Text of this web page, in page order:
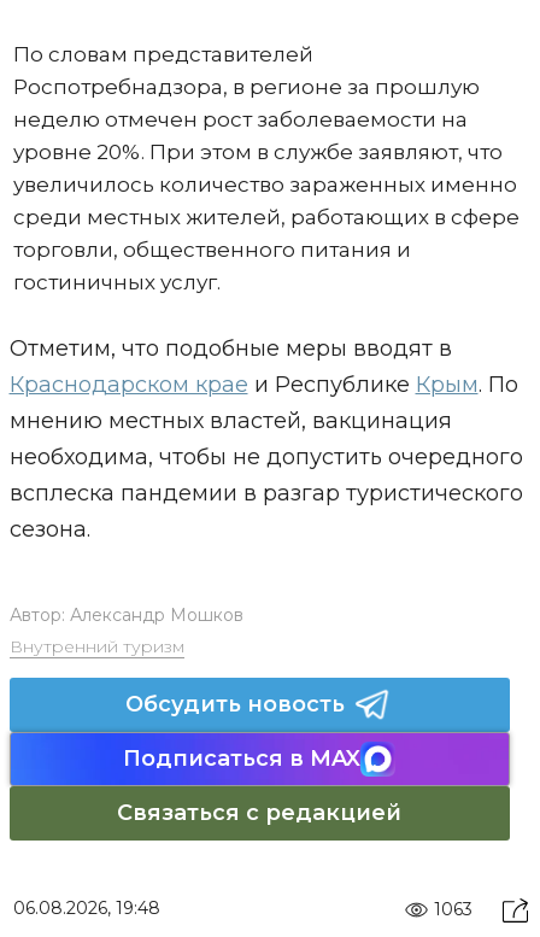
По словам представителей
Роспотребнадзора, в регионе за прошлую
неделю отмечен рост заболеваемости на
уровне 20%. При этом в службе заявляют, что
увеличилось количество зараженных именно
среди местных жителей, работающих в сфере
торговли, общественного питания и
гостиничных услуг.
Отметим, что подобные меры вводят в
Краснодарском крае и Республике Крым. По
мнению местных властей, вакцинация
необходима, чтобы не допустить очередного
всплеска пандемии в разгар туристического
сезона.
Автор: Александр Мошков
Внутренний туризм
Обсудить новость
Подписаться в MAX
Связаться с редакцией
06.08.2026, 19:48 1063